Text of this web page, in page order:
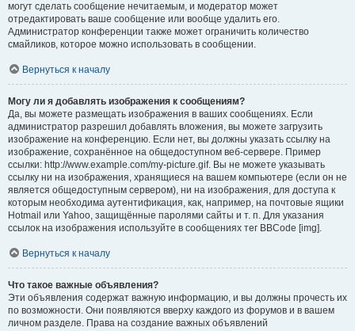
могут сделать сообщение нечитаемым, и модератор может
отредактировать ваше сообщение или вообще удалить его.
Администратор конференции также может ограничить количество
смайликов, которое можно использовать в сообщении.
Вернуться к началу
Могу ли я добавлять изображения к сообщениям?
Да, вы можете размещать изображения в ваших сообщениях. Если
администратор разрешил добавлять вложения, вы можете загрузить
изображение на конференцию. Если нет, вы должны указать ссылку на
изображение, сохранённое на общедоступном веб-сервере. Пример
ссылки: http://www.example.com/my-picture.gif. Вы не можете указывать
ссылку ни на изображения, хранящиеся на вашем компьютере (если он не
является общедоступным сервером), ни на изображения, для доступа к
которым необходима аутентификация, как, например, на почтовые ящики
Hotmail или Yahoo, защищённые паролями сайты и т. п. Для указания
ссылок на изображения используйте в сообщениях тег BBCode [img].
Вернуться к началу
Что такое важные объявления?
Эти объявления содержат важную информацию, и вы должны прочесть их
по возможности. Они появляются вверху каждого из форумов и в вашем
личном разделе. Права на создание важных объявлений